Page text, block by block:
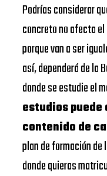
Podrías considerar
concreto no afecta
porque van a ser
así, dependerá de la
donde se estudie el
estudios puede
contenido de
plan de formación
donde quieras